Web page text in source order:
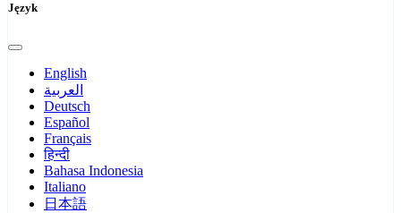
Język
English
العربية
Deutsch
Español
Français
हिन्दी
Bahasa Indonesia
Italiano
日本語